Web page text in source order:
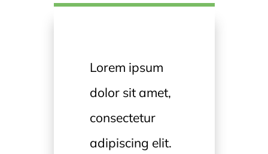
Lorem ipsum
dolor sit amet,
consectetur
adipiscing elit.